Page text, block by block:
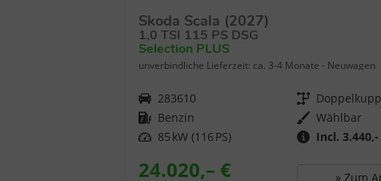
Skoda Scala (2027)
1,0 TSI 115 PS DSG
Selection PLUS
unverbindliche Lieferzeit: ca. 3-4 Monate Neuwagen
Fahrzeugnr. 283610 Getriebe
Kraftstoff Benzin
Wählbar
Leistung 85 kW (116 PS) Incl.
24.020,– € » Zum